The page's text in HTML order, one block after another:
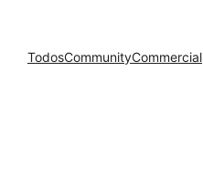
TodosCommunityCommercial